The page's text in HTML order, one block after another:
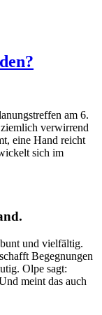
am 6.
verwirrend
eine Hand reicht
sich im
und vielfältig.
Begegnungen
Olpe sagt:
meint das auch